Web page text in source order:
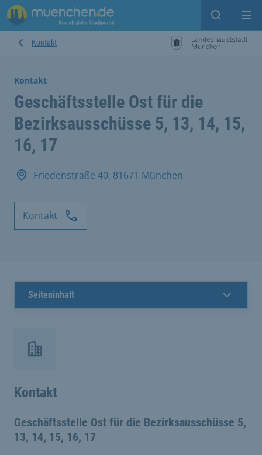
Suche
Kontakt
Kontakt
Geschäftsstelle Ost für die
Bezirksausschüsse 5, 13, 14, 15,
16, 17
Friedenstraße 40, 81671 München
Kontakt
Seiteninhalt
Kontakt
Geschäftsstelle Ost für die Bezirksausschüsse 5,
13, 14, 15, 16, 17